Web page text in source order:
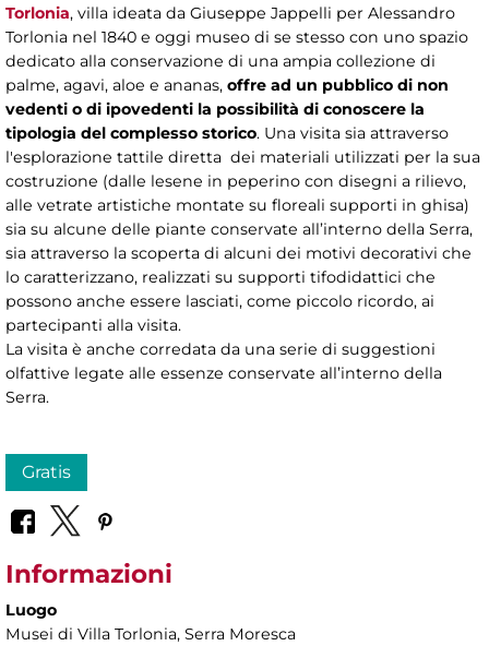
Torlonia, villa ideata da Giuseppe Jappelli per Alessandro
Torlonia nel 1840 e oggi museo di se stesso con uno spazio
dedicato alla conservazione di una ampia collezione di
palme, agavi, aloe e ananas, offre ad un pubblico di non
vedenti o di ipovedenti la possibilità di conoscere la
tipologia del complesso storico. Una visita sia attraverso
l'esplorazione tattile diretta dei materiali utilizzati per la sua
costruzione (dalle lesene in peperino con disegni a rilievo,
alle vetrate artistiche montate su floreali supporti in ghisa)
sia su alcune delle piante conservate all’interno della Serra,
sia attraverso la scoperta di alcuni dei motivi decorativi che
lo caratterizzano, realizzati su supporti tifodidattici che
possono anche essere lasciati, come piccolo ricordo, ai
partecipanti alla visita.
La visita è anche corredata da una serie di suggestioni
olfattive legate alle essenze conservate all’interno della
Serra.
Gratis
Informazioni
Luogo
Musei di Villa Torlonia, Serra Moresca